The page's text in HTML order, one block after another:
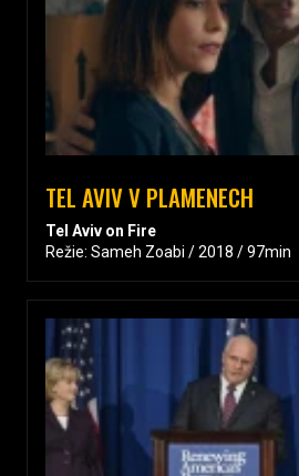
TEL AVIV V PLAMENECH
Tel Aviv on Fire
Režie: Sameh Zoabi / 2018 / 97min